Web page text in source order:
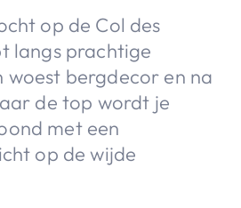
op de Col des
langs prachtige
woest bergdecor en na
de top wordt je
met een
op de wijde